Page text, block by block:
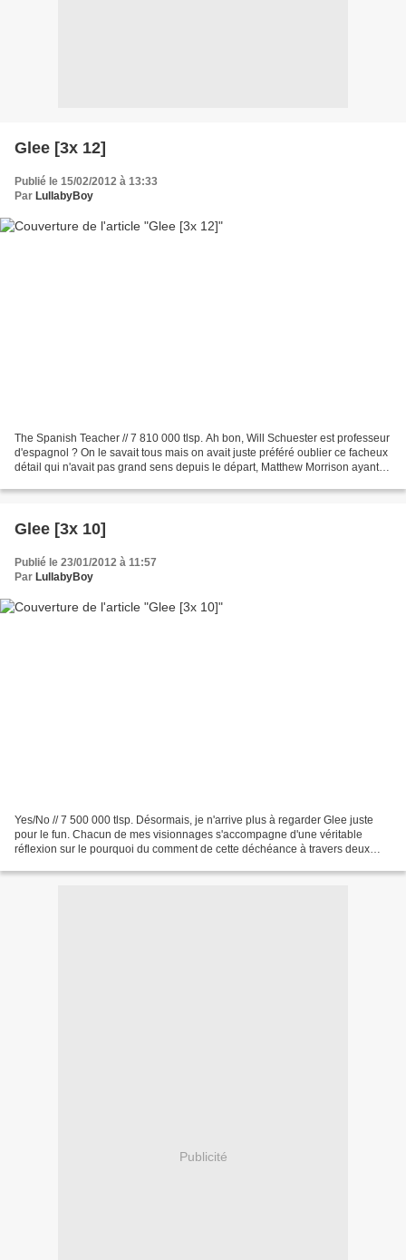
Glee [3x 12]
Publié le 15/02/2012 à 13:33
Par LullabyBoy
The Spanish Teacher // 7 810 000 tlsp. Ah bon, Will Schuester est professeur
d'espagnol ? On le savait tous mais on avait juste préféré oublier ce facheux
détail qui n'avait pas grand sens depuis le départ, Matthew Morrison ayant
Glee [3x 10]
Publié le 23/01/2012 à 11:57
Par LullabyBoy
Yes/No // 7 500 000 tlsp. Désormais, je n'arrive plus à regarder Glee juste
pour le fun. Chacun de mes visionnages s'accompagne d'une véritable
réflexion sur le pourquoi du comment de cette déchéance à travers deux
Publicité